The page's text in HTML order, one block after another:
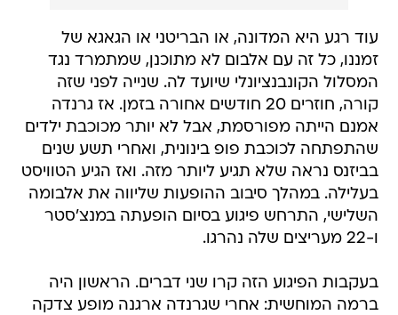
עוד רגע היא המדונה, או הבריטני או הגאגא של
זמננו, כל זה עם אלבום לא מתוכנן, שמתמרד נגד
המסלול הקונבנציונלי שיועד לה. שנייה לפני שזה
קורה, חוזרים 20 חודשים אחורה בזמן. אז גרנדה
אמנם הייתה מפורסמת, אבל לא יותר מכוכבת ילדים
שהתפתחה לכוכבת פופ בינונית, ואחרי תשע שנים
בביזנס נראה שלא תגיע ליותר מזה. ואז הגיע הטוויסט
בעלילה. במהלך סיבוב ההופעות שליווה את אלבומה
השלישי, התרחש פיגוע בסיום הופעתה במנצ'סטר
ו-22 מעריצים שלה נהרגו.
בעקבות הפיגוע הזה קרו שני דברים. הראשון היה
ברמה המוחשית: אחרי שגרנדה ארגנה מופע צדקה